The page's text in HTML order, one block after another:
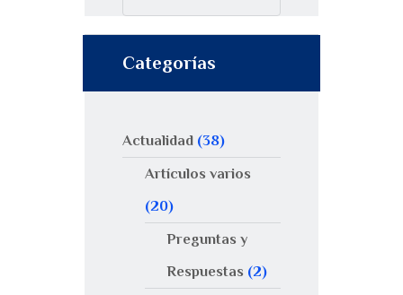
Categorías
Actualidad (38)
Artículos varios
(20)
Preguntas y
Respuestas (2)